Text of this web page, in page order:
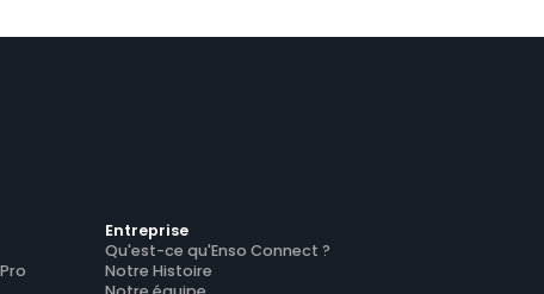
Entreprise
Qu'est-ce qu'Enso Connect ?
Notre Histoire